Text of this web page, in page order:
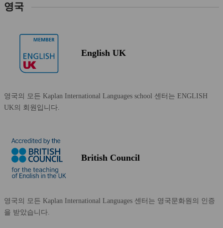
영국
English UK
영국의 모든 Kaplan International Languages school 센터는 ENGLISH
UK의 회원입니다.
British Council
영국의 모든 Kaplan International Languages 센터는 영국문화원의 인증
을 받았습니다.